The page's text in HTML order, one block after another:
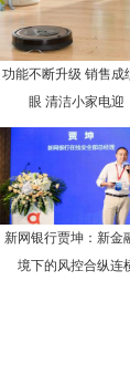
功能不断升级 销售成
眼 清洁小家电迎
新网银行贾坤：新金
境下的风控合纵连